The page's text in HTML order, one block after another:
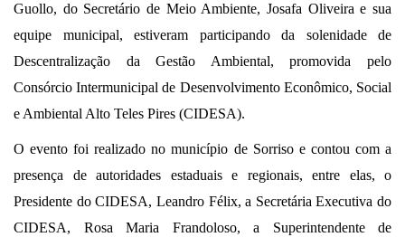
Guollo, do Secretário de Meio Ambiente, Josafa Oliveira e sua
equipe municipal, estiveram participando da solenidade de
Descentralização da Gestão Ambiental, promovida pelo
Consórcio Intermunicipal de Desenvolvimento Econômico, Social
e Ambiental Alto Teles Pires (CIDESA).
O evento foi realizado no município de Sorriso e contou com a
presença de autoridades estaduais e regionais, entre elas, o
Presidente do CIDESA, Leandro Félix, a Secretária Executiva do
CIDESA, Rosa Maria Frandoloso, a Superintendente de